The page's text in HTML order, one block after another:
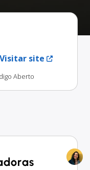
Visitar site
Aberto